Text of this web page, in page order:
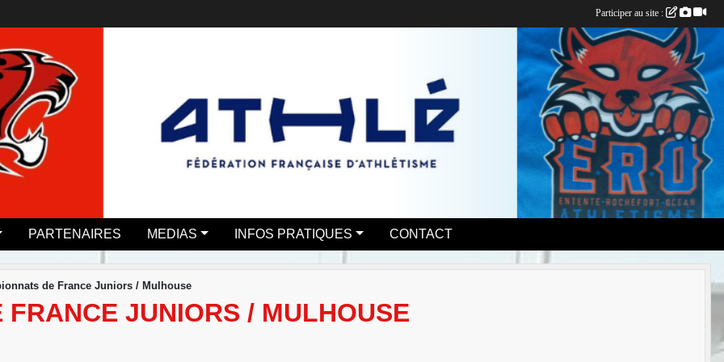
PARTENAIRES MEDIAS INFOS PRATIQUES CONTACT
de France Juniors / Mulhouse
FRANCE JUNIORS / MULHOUSE
Participer au site :